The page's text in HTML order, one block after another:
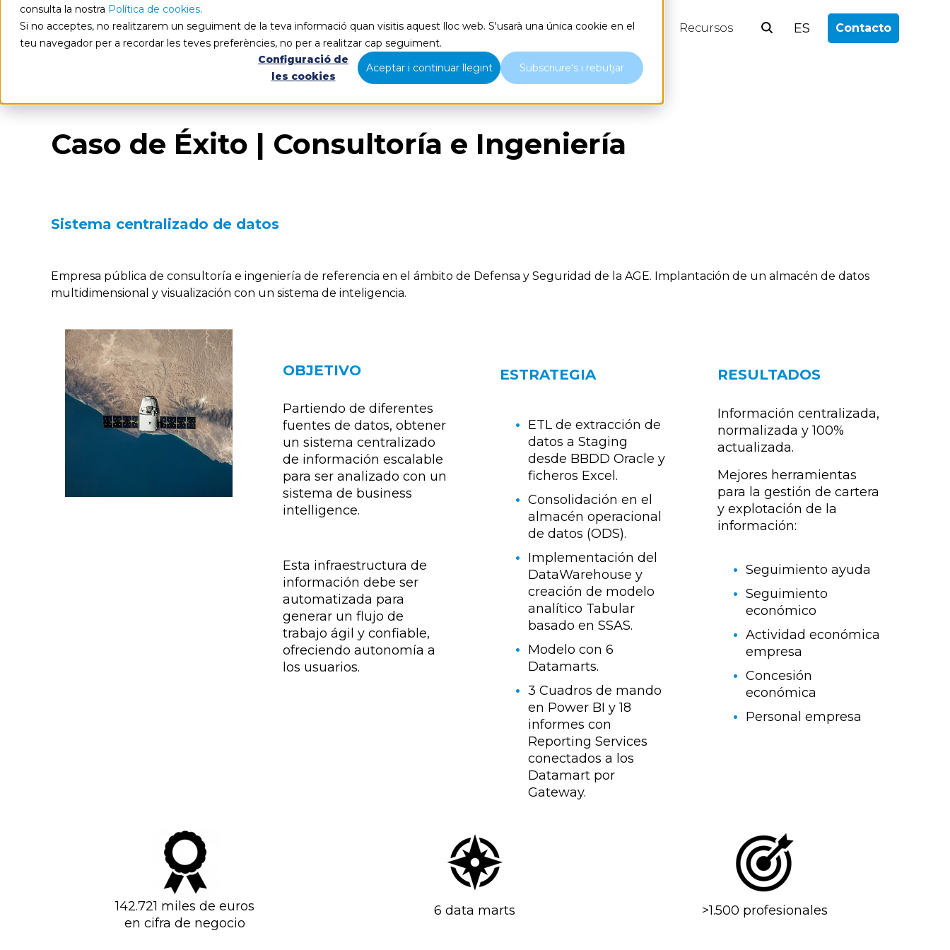
consulta la nostra Política de cookies.
Si no acceptes, no realitzarem un seguiment de la teva informació quan visitis aquest lloc web. S'usarà una única cookie en el
teu navegador per a recordar les teves preferències, no per a realitzar cap seguiment.
Configuració de
les cookies
Aceptar i continuar llegint Subscriure's i rebutjar
Qué hacemos Nosotros Blog Recursos ES Contacto
Caso de Éxito | Consultoría e Ingeniería
Sistema centralizado de datos
Empresa pública de consultoría e ingeniería de referencia en el ámbito de Defensa y Seguridad de la AGE. Implantación de un almacén de datos
multidimensional y visualización con un sistema de inteligencia.
OBJETIVO
Partiendo de diferentes
fuentes de datos, obtener
un sistema centralizado
de información escalable
para ser analizado con un
sistema de business
intelligence.
Esta infraestructura de
información debe ser
automatizada para
generar un flujo de
trabajo ágil y confiable,
ofreciendo autonomía a
los usuarios.
ESTRATEGIA
ETL de extracción de
datos a Staging
desde BBDD Oracle y
ficheros Excel.
Consolidación en el
almacén operacional
de datos (ODS).
Implementación del
DataWarehouse y
creación de modelo
analítico Tabular
basado en SSAS.
Modelo con 6
Datamarts.
3 Cuadros de mando
en Power BI y 18
informes con
Reporting Services
conectados a los
Datamart por
Gateway.
RESULTADOS
Información centralizada,
normalizada y 100%
actualizada.
Mejores herramientas
para la gestión de cartera
y explotación de la
información:
Seguimiento ayuda
Seguimiento
económico
Actividad económica
empresa
Concesión
económica
Personal empresa
142.721 miles de euros
en cifra de negocio
6 data marts >1.500 profesionales